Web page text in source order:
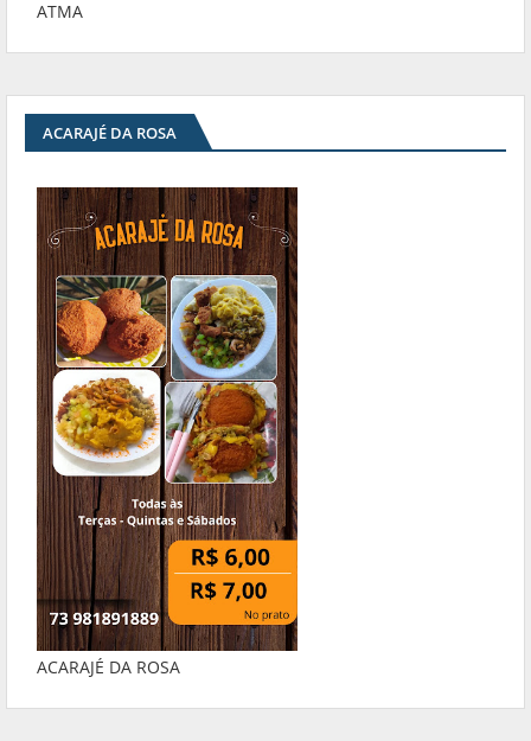
ATMA
ACARAJÉ DA ROSA
ACARAJÉ DA ROSA